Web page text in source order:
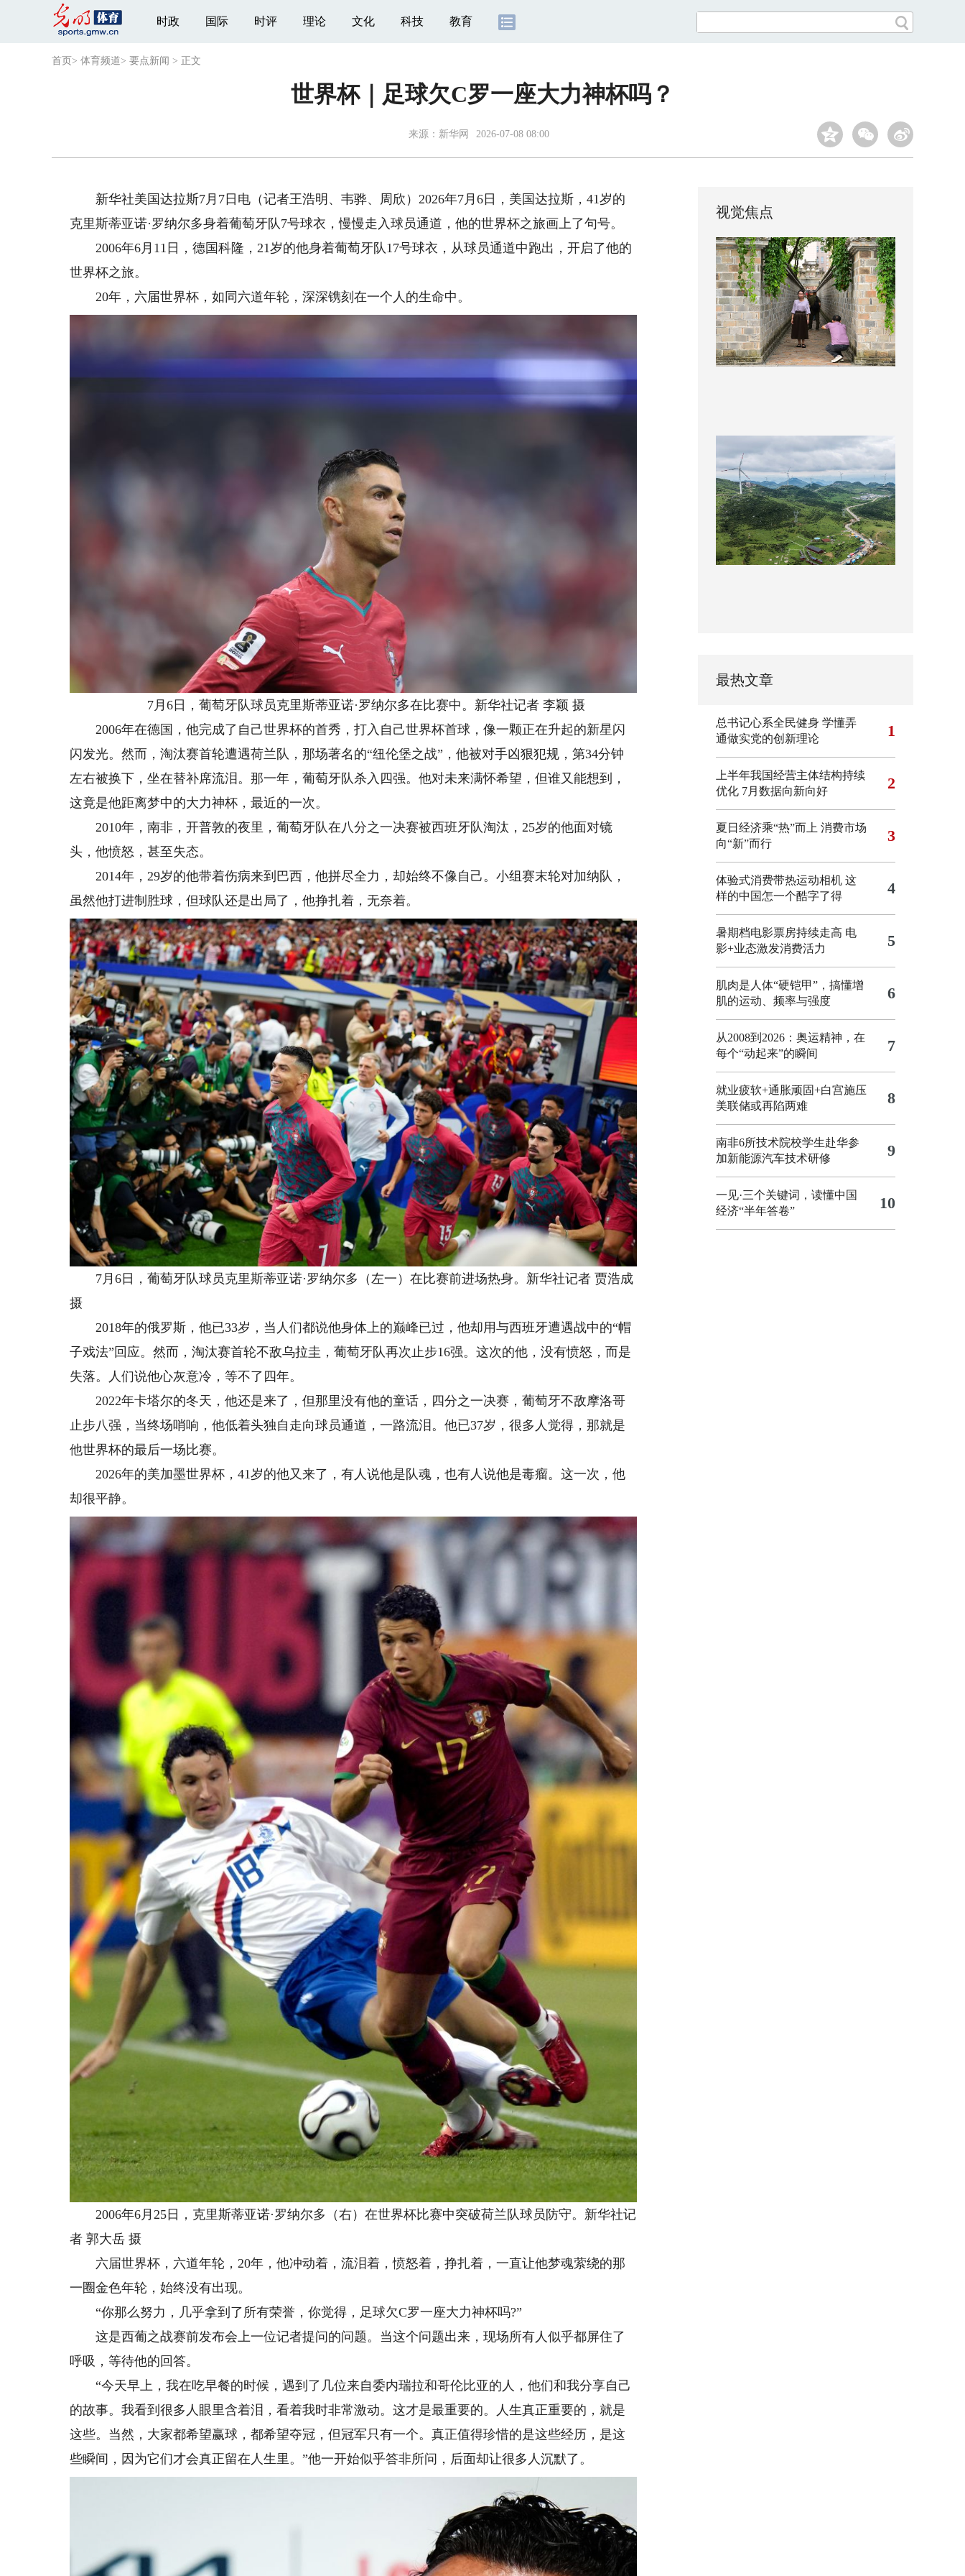
时政 国际 时评 理论 文化 科技 教育
首页 > 体育频道> 要点新闻 > 正文
世界杯｜足球欠C罗一座大力神杯吗？
来源： 新华网 2026-07-08 08:00
新华社美国达拉斯7月7日电（记者王浩明、韦骅、周欣）2026年7月6日，美国达拉斯，41岁的
克里斯蒂亚诺·罗纳尔多身着葡萄牙队7号球衣，慢慢走入球员通道，他的世界杯之旅画上了句号。
2006年6月11日，德国科隆，21岁的他身着葡萄牙队17号球衣，从球员通道中跑出，开启了他的
世界杯之旅。
20年，六届世界杯，如同六道年轮，深深镌刻在一个人的生命中。
7月6日，葡萄牙队球员克里斯蒂亚诺·罗纳尔多在比赛中。新华社记者 李颖 摄
2006年在德国，他完成了自己世界杯的首秀，打入自己世界杯首球，像一颗正在升起的新星闪
闪发光。然而，淘汰赛首轮遭遇荷兰队，那场著名的“纽伦堡之战”，他被对手凶狠犯规，第34分钟
左右被换下，坐在替补席流泪。那一年，葡萄牙队杀入四强。他对未来满怀希望，但谁又能想到，
这竟是他距离梦中的大力神杯，最近的一次。
2010年，南非，开普敦的夜里，葡萄牙队在八分之一决赛被西班牙队淘汰，25岁的他面对镜
头，他愤怒，甚至失态。
2014年，29岁的他带着伤病来到巴西，他拼尽全力，却始终不像自己。小组赛末轮对加纳队，
虽然他打进制胜球，但球队还是出局了，他挣扎着，无奈着。
7月6日，葡萄牙队球员克里斯蒂亚诺·罗纳尔多（左一）在比赛前进场热身。新华社记者 贾浩成
摄
2018年的俄罗斯，他已33岁，当人们都说他身体上的巅峰已过，他却用与西班牙遭遇战中的“帽
子戏法”回应。然而，淘汰赛首轮不敌乌拉圭，葡萄牙队再次止步16强。这次的他，没有愤怒，而是
失落。人们说他心灰意冷，等不了四年。
2022年卡塔尔的冬天，他还是来了，但那里没有他的童话，四分之一决赛，葡萄牙不敌摩洛哥
止步八强，当终场哨响，他低着头独自走向球员通道，一路流泪。他已37岁，很多人觉得，那就是
他世界杯的最后一场比赛。
2026年的美加墨世界杯，41岁的他又来了，有人说他是队魂，也有人说他是毒瘤。这一次，他
却很平静。
2006年6月25日，克里斯蒂亚诺·罗纳尔多（右）在世界杯比赛中突破荷兰队球员防守。新华社记
者 郭大岳 摄
六届世界杯，六道年轮，20年，他冲动着，流泪着，愤怒着，挣扎着，一直让他梦魂萦绕的那
一圈金色年轮，始终没有出现。
“你那么努力，几乎拿到了所有荣誉，你觉得，足球欠C罗一座大力神杯吗?”
这是西葡之战赛前发布会上一位记者提问的问题。当这个问题出来，现场所有人似乎都屏住了
呼吸，等待他的回答。
“今天早上，我在吃早餐的时候，遇到了几位来自委内瑞拉和哥伦比亚的人，他们和我分享自己
的故事。我看到很多人眼里含着泪，看着我时非常激动。这才是最重要的。人生真正重要的，就是
这些。当然，大家都希望赢球，都希望夺冠，但冠军只有一个。真正值得珍惜的是这些经历，是这
些瞬间，因为它们才会真正留在人生里。”他一开始似乎答非所问，后面却让很多人沉默了。
视觉焦点
最热文章
总书记心系全民健身 学懂弄
通做实党的创新理论
1
上半年我国经营主体结构持续
优化 7月数据向新向好 2
夏日经济乘“热”而上 消费市场
向“新”而行
3
体验式消费带热运动相机 这
样的中国怎一个酷字了得
4
暑期档电影票房持续走高 电
影+业态激发消费活力
5
肌肉是人体“硬铠甲”，搞懂增
肌的运动、频率与强度
6
从2008到2026：奥运精神，在
每个“动起来”的瞬间
7
就业疲软+通胀顽固+白宫施压
美联储或再陷两难
8
南非6所技术院校学生赴华参
加新能源汽车技术研修
9
一见·三个关键词，读懂中国
经济“半年答卷”
10